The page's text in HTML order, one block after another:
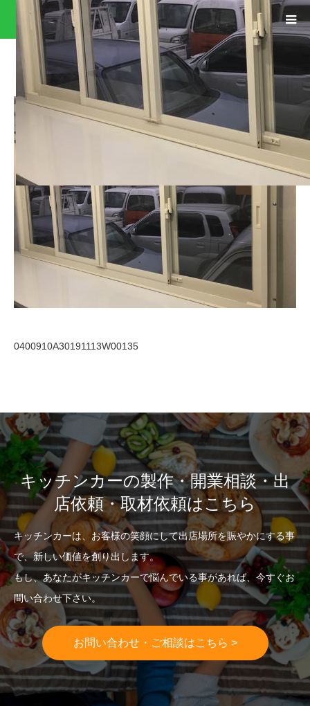
0400910A30191113W00135
0400910A30191113W00135
キッチンカーの製作・開業相談・出
店依頼・取材依頼はこちら
キッチンカーは、お客様の笑顔にして出店場所を賑やかにする事
で、新しい価値を創り出します。
もし、あなたがキッチンカーで悩んでいる事があれば、今すぐお
問い合わせ下さい。
お問い合わせ・ご相談はこちら >